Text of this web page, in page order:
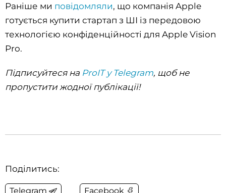
Раніше ми повідомляли, що компанія Apple
готується купити стартап з ШІ із передовою
технологією конфіденційності для Apple Vision
Pro.
Підписуйтеся на ProIT у Telegram, щоб не
пропустити жодної публікації!
Поділитись:
Telegram Facebook